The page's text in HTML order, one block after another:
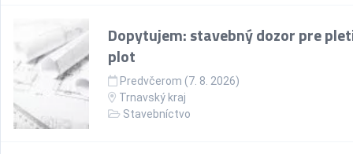
Dopytujem: stavebný dozor pre
plot
Predvčerom (7. 8. 2026)
Trnavský kraj
Stavebníctvo